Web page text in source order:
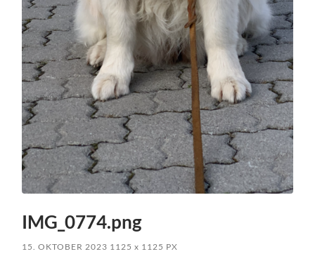
IMG_0774.png
15. OKTOBER 2023 1125x 1125 PX